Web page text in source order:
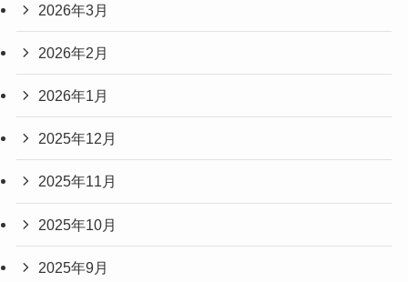
2026年3月
2026年2月
2026年1月
2025年12月
2025年11月
2025年10月
2025年9月